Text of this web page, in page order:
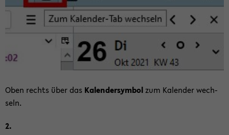
Oben rechts über das Ka­len­der­sym­bolzum Ka­len­der wech­
seln.
2.